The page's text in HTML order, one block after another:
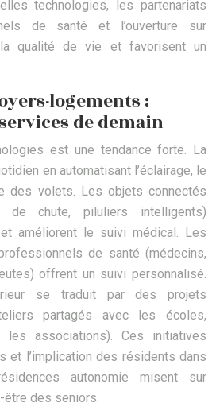
technologies, les partenariats
de santé et l’ouverture sur
la qualité de vie et favorisent un
logements :
de demain
est une tendance forte. La
en automatisant l’éclairage, le
des volets. Les objets connectés
de chute, piluliers intelligents)
améliorent le suivi médical. Les
de santé (médecins,
offrent un suivi personnalisé.
se traduit par des projets
partagés avec les écoles,
les associations). Ces initiatives
et l’implication des résidents dans
autonomie misent sur
être des seniors.